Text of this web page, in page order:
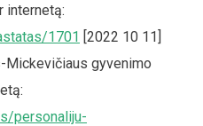
internetą:
1701 [2022 10 11]
Mickevičiaus gyvenimo
personaliju-